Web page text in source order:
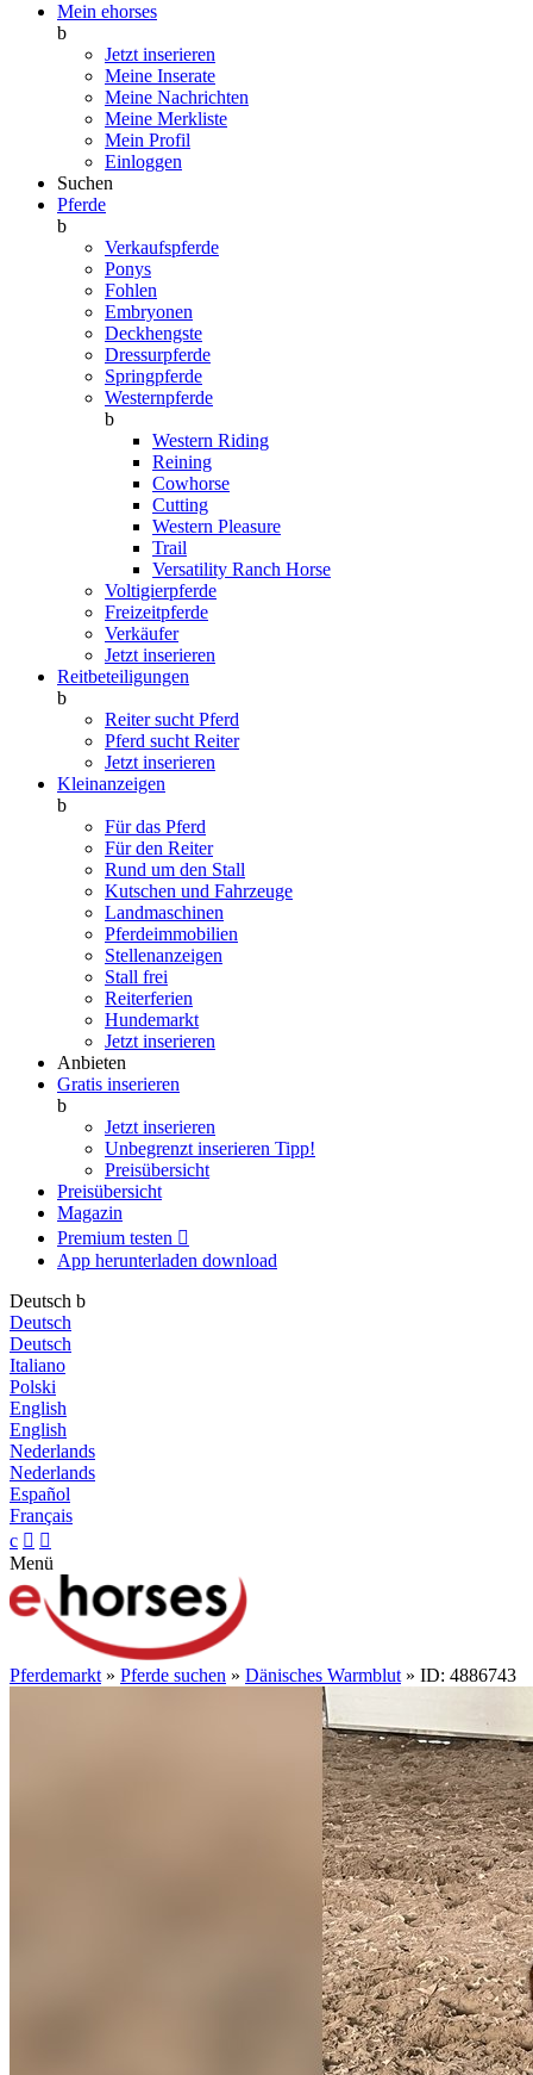
Mein ehorses
b
Jetzt inserieren
Meine Inserate
Meine Nachrichten
Meine Merkliste
Mein Profil
Einloggen
Suchen
Pferde
b
Verkaufspferde
Ponys
Fohlen
Embryonen
Deckhengste
Dressurpferde
Springpferde
Westernpferde
b
Western Riding
Reining
Cowhorse
Cutting
Western Pleasure
Trail
Versatility Ranch Horse
Voltigierpferde
Freizeitpferde
Verkäufer
Jetzt inserieren
Reitbeteiligungen
b
Reiter sucht Pferd
Pferd sucht Reiter
Jetzt inserieren
Kleinanzeigen
b
Für das Pferd
Für den Reiter
Rund um den Stall
Kutschen und Fahrzeuge
Landmaschinen
Pferdeimmobilien
Stellenanzeigen
Stall frei
Reiterferien
Hundemarkt
Jetzt inserieren
Anbieten
Gratis inserieren
b
Jetzt inserieren
Unbegrenzt inserieren Tipp!
Preisübersicht
Preisübersicht
Magazin
Premium testen 
App herunterladen download
Deutsch b
Deutsch
Deutsch
Italiano
Polski
English
English
Nederlands
Nederlands
Español
Français
c  
Menü
Pferdemarkt » Pferde suchen » Dänisches Warmblut » ID: 4886743